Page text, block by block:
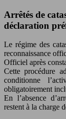
Arrêtés de
déclaration
Le régime des
reconnaissance
Officiel après
Cette procédure
conditionne
obligatoirement
En l’absence
restent à la charge